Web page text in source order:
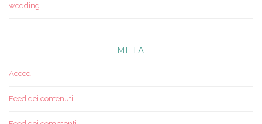
wedding
META
Accedi
Feed dei contenuti